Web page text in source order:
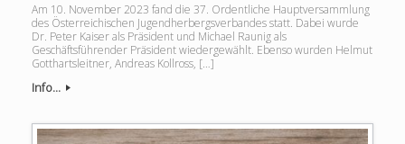
Am 10. November 2023 fand die 37. Ordentliche Hauptversammlung
des Österreichischen Jugendherbergsverbandes statt. Dabei wurde
Dr. Peter Kaiser als Präsident und Michael Raunig als
Geschäftsführender Präsident wiedergewählt. Ebenso wurden Helmut
Gotthartsleitner, Andreas Kollross, […]
Info...